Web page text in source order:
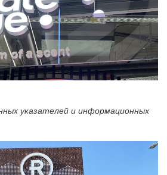
указателей и информационных